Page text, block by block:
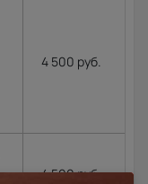
4 500 руб.
4 500 руб.